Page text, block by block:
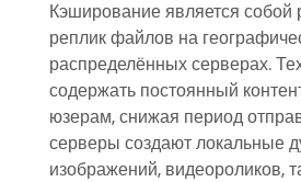
Кэширование является
реплик файлов на
распределённых серверах.
содержать постоянный
юзерам, снижая период
серверы создают локальные
изображений, видеороликов,